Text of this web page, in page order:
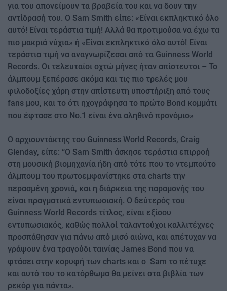
για του απονείμουν τα βραβεία του και να δουν την
αντίδρασή του. Ο Sam Smith είπε: «Είναι εκπληκτικό όλο
αυτό! Είναι τεράστια τιμή! Αλλά θα προτιμούσα να έχω τα
πιο μακριά νύχια» ή «Είναι εκπληκτικό όλο αυτό! Είναι
τεράστια τιμή να αναγνωρίζεσαι από τα Guinness World
Records. Οι τελευταίοι οχτώ μήνες ήταν απίστευτοι – Το
άλμπουμ ξεπέρασε ακόμα και τις πιο τρελές μου
φιλοδοξίες χάρη στην απίστευτη υποστήριξη από τους
fans μου, και το ότι ηχογράφησα το πρώτο Bond κομμάτι
που έφτασε στο No.1 είναι ένα αληθινό προνόμιο»
Ο αρχισυντάκτης του Guinness World Records, Craig
Glenday, είπε: “Ο Sam Smith άσκησε τεράστια επιρροή
στη μουσική βιομηχανία ήδη από τότε που το ντεμπούτο
άλμπουμ του πρωτοεμφανίστηκε στα charts την
περασμένη χρονιά, και η διάρκεια της παραμονής του
είναι πραγματικά εντυπωσιακή. Ο δεύτερός του
Guinness World Records τίτλος, είναι εξίσου
εντυπωσιακός, καθώς πολλοί ταλαντούχοι καλλιτέχνες
προσπάθησαν για πάνω από μισό αιώνα, και απέτυχαν να
γράψουν ένα τραγούδι ταινίας James Bond που να
φτάσει στην κορυφή των charts και ο Sam το πέτυχε
και αυτό του το κατόρθωμα θα μείνει στα βιβλία των
ρεκόρ για πάντα».